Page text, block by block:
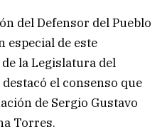
del Defensor del Pueblo
especial de este
la Legislatura del
destacó el consenso que
de Sergio Gustavo
Torres.